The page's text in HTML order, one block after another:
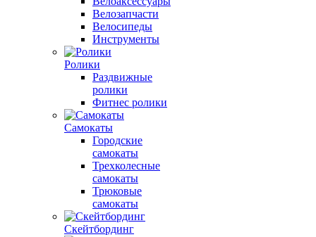
Велозапчасти
Велосипеды
Инструменты
Ролики
Раздвижные
ролики
Фитнес ролики
Самокаты
Городские
самокаты
Трехколесные
самокаты
Трюковые
самокаты
Скейтбординг